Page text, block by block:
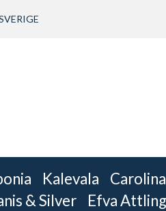
Kalevala
& Silver Efva Attling